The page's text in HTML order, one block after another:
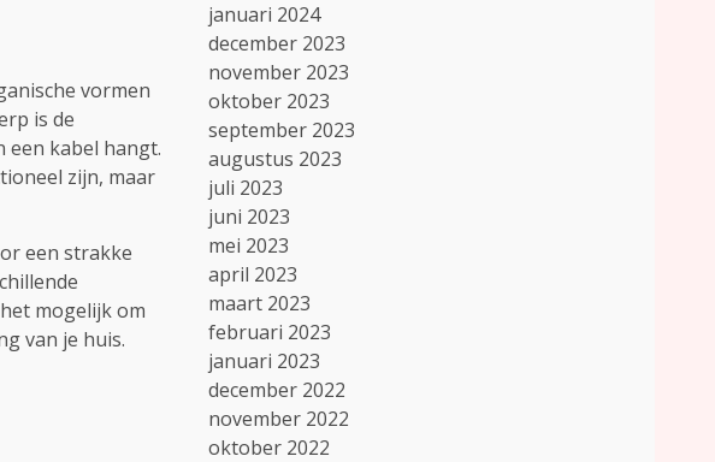
vormen
is de
een kabel hangt.
zijn, maar
een strakke
mogelijk om
van je huis.
januari 2024
december 2023
november 2023
oktober 2023
september 2023
augustus 2023
juli 2023
juni 2023
mei 2023
april 2023
maart 2023
februari 2023
januari 2023
december 2022
november 2022
oktober 2022